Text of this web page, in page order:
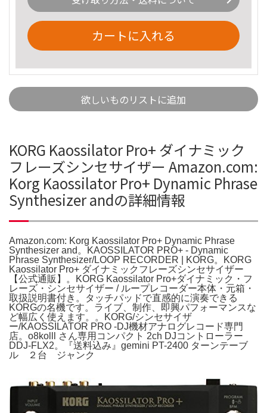
カートに入れる
欲しいものリストに追加
KORG Kaossilator Pro+ ダイナミック
フレーズシンセサイザー Amazon.com:
Korg Kaossilator Pro+ Dynamic Phrase
Synthesizer andの詳細情報
Amazon.com: Korg Kaossilator Pro+ Dynamic Phrase
Synthesizer and。KAOSSILATOR PRO+ - Dynamic
Phrase Synthesizer/LOOP RECORDER | KORG。KORG
Kaossilator Pro+ ダイナミックフレーズシンセサイザー
【公式通販】。KORG Kaossilator Pro+ダイナミック・フ
レーズ・シンセサイザー / ループレコーダー本体・元箱・
取扱説明書付き。タッチパッドで直感的に演奏できる
KORGの名機です。ライブ、制作、即興パフォーマンスな
ど幅広く使えます。。KORG/シンセサイザ
ー/KAOSSILATOR PRO -DJ機材アナログレコード専門
店。o8kolll さん専用コンパクト 2ch DJコントローラー
DDJ-FLX2。『送料込み』gemini PT-2400 ターンテーブ
ル ２台 ジャンク